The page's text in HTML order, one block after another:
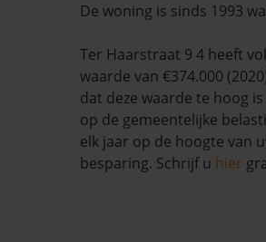
De woning is sinds 1993
Ter Haarstraat 9 4 heeft
waarde van €374.000
dat deze waarde te hoog
op de gemeentelijke
elk jaar op de hoogte van
besparing. Schrijf u hier